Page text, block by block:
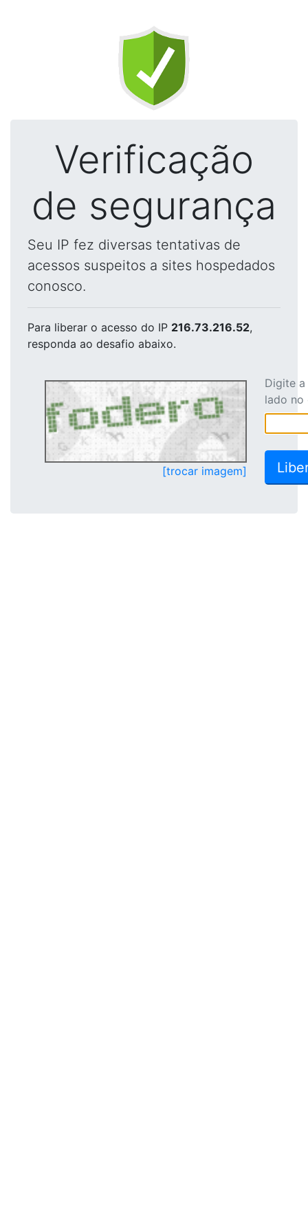
Verificação
de segurança
Seu IP fez diversas tentativas de
acessos suspeitos a sites hospedados
conosco.
Para liberar o acesso do IP 216.73.216.52,
responda ao desafio abaixo.
[trocar imagem]
Digite
lado no